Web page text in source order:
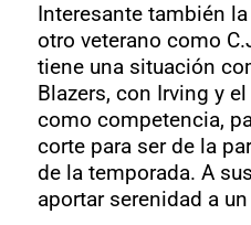
Interesante también
otro veterano como
tiene una situación
Blazers, con Irving y
como competencia,
corte para ser de la
de la temporada. A
aportar serenidad a